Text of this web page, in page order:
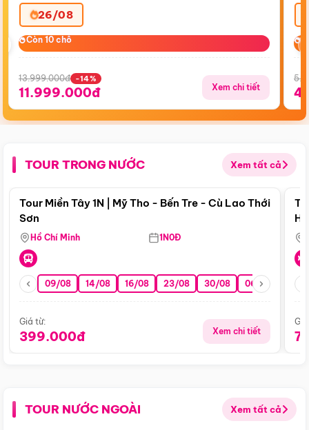
26/08
Còn 10 chỗ
Còn 10 chỗ
13.999.000đ -14%
11.999.000đ Xem chi tiết
TOUR TRONG NƯỚC Xem tất cả
Điểm nổi bật
Tour Miền Tây 1N | Mỹ Tho - Bến Tre - Cù Lao Thới
Sơn
Hồ Chí Minh 1N0Đ
09/08 14/08 16/08 23/08 30/08 06/09 13/09
Giá từ:
399.000đ Xem chi tiết
TOUR NƯỚC NGOÀI Xem tất cả
Điểm nổi bật